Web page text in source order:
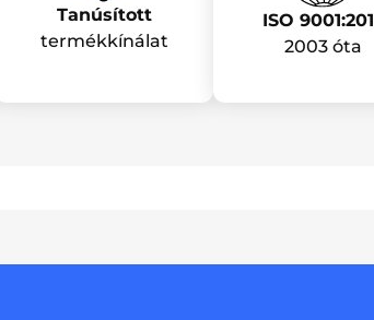
Tanúsított
termékkínálat
ISO
2003 óta